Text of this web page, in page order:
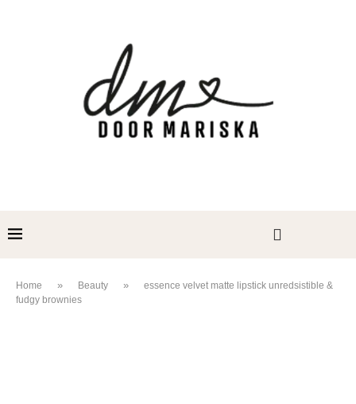
Home » Beauty »
essence velvet matte lipstick unredsistible &
fudgy brownies